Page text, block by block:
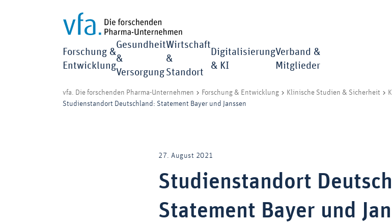
Forschung &
Entwicklung
Gesundheit
&
Versorgung
Wirtschaft
&
Standort
Digitalisierung
& KI
Verband &
Mitglieder
vfa. Die forschenden Pharma-Unternehmen Forschung & Entwicklung Klinische Studien & Sicherheit
Studienstandort Deutschland: Statement Bayer und Janssen
27. August 2021
Studienstandort
Statement Bayer und